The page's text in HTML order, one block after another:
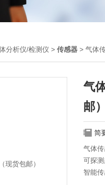
分析仪/检测仪 > 传感器 > 气体
气
邮）
简
气体传
可探
智能传